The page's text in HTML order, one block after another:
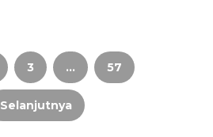
3 … 57
Selanjutnya